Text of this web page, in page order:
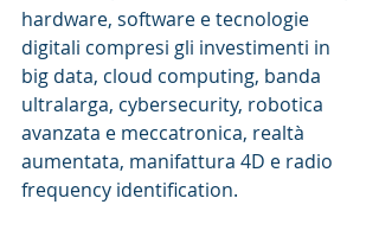
hardware, software e tecnologie
digitali compresi gli investimenti in
big data, cloud computing, banda
ultralarga, cybersecurity, robotica
avanzata e meccatronica, realtà
aumentata, manifattura 4D e radio
frequency identification.